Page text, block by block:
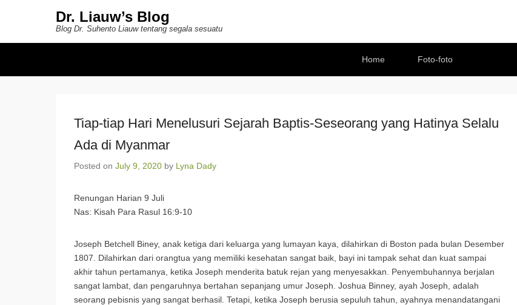
Dr. Liauw’s Blog
Blog Dr. Suhento Liauw tentang segala sesuatu
Home
Foto-foto
Tiap-tiap Hari Menelusuri Sejarah Baptis-Seseorang yang Hatinya Selalu
Ada di Myanmar
Posted on July 9, 2020 by Lyna Dady
Renungan Harian 9 Juli
Nas: Kisah Para Rasul 16:9-10
Joseph Betchell Biney, anak ketiga dari keluarga yang lumayan kaya, dilahirkan di Boston pada bulan Desember
1807. Dilahirkan dari orangtua yang memiliki kesehatan sangat baik, bayi ini tampak sehat dan kuat sampai
akhir tahun pertamanya, ketika Joseph menderita batuk rejan yang menyesakkan. Penyembuhannya berjalan
sangat lambat, dan pengaruhnya bertahan sepanjang umur Joseph. Joshua Binney, ayah Joseph, adalah
seorang pebisnis yang sangat berhasil. Tetapi, ketika Joseph berusia sepuluh tahun, ayahnya menandatangani